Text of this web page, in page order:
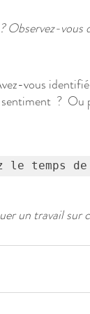
Observez-vous
vous
?
le temps de
un travail